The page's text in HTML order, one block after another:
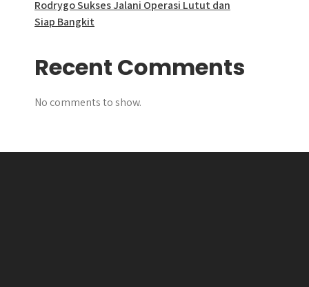
Rodrygo Sukses Jalani Operasi Lutut dan
Siap Bangkit
Recent Comments
No comments to show.